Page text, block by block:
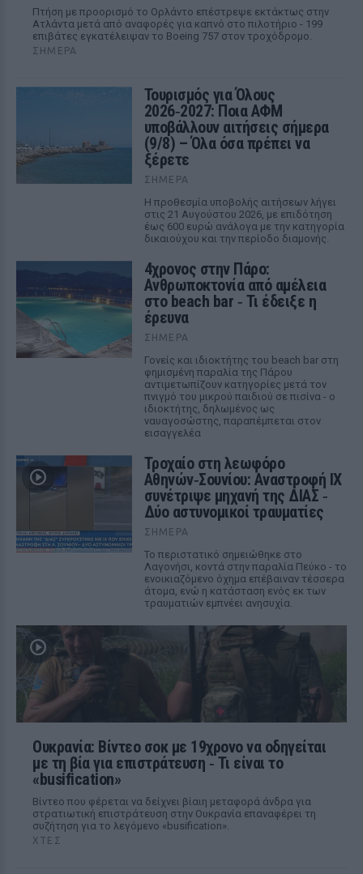
Πτήση με προορισμό το Ορλάντο επέστρεψε εκτάκτως στην
Ατλάντα μετά από αναφορές για καπνό στο πιλοτήριο - 199
επιβάτες εγκατέλειψαν το Boeing 757 στον τροχόδρομο.
ΣΉΜΕΡΑ
Τουρισμός για Όλους
2026‑2027: Ποια ΑΦΜ
υποβάλλουν αιτήσεις σήμερα
(9/8) – Όλα όσα πρέπει να
ξέρετε
ΣΉΜΕΡΑ
Η προθεσμία υποβολής αιτήσεων λήγει
στις 21 Αυγούστου 2026, με επιδότηση
έως 600 ευρώ ανάλογα με την κατηγορία
δικαιούχου και την περίοδο διαμονής.
4χρονος στην Πάρο:
Ανθρωποκτονία από αμέλεια
στο beach bar ‑ Τι έδειξε η
έρευνα
ΣΉΜΕΡΑ
Γονείς και ιδιοκτήτης του beach bar στη
φημισμένη παραλία της Πάρου
αντιμετωπίζουν κατηγορίες μετά τον
πνιγμό του μικρού παιδιού σε πισίνα - ο
ιδιοκτήτης, δηλωμένος ως
ναυαγοσώστης, παραπέμπεται στον
εισαγγελέα
Τροχαίο στη λεωφόρο
Αθηνών‑Σουνίου: Αναστροφή ΙΧ
συνέτριψε μηχανή της ΔΙΑΣ ‑
Δύο αστυνομικοί τραυματίες
ΣΉΜΕΡΑ
Το περιστατικό σημειώθηκε στο
Λαγονήσι, κοντά στην παραλία Πεύκο - το
ενοικιαζόμενο όχημα επέβαιναν τέσσερα
άτομα, ενώ η κατάσταση ενός εκ των
τραυματιών εμπνέει ανησυχία.
Ουκρανία: Βίντεο σοκ με 19χρονο να οδηγείται
με τη βία για επιστράτευση ‑ Τι είναι το
«busification»
Βίντεο που φέρεται να δείχνει βίαιη μεταφορά άνδρα για
στρατιωτική επιστράτευση στην Ουκρανία επαναφέρει τη
συζήτηση για το λεγόμενο «busification».
ΧΤΕΣ